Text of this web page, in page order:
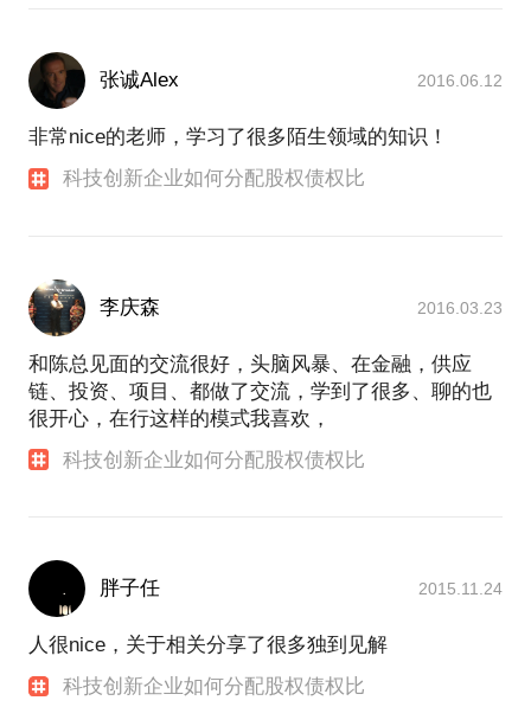
张诚Alex 2016.06.12
非常nice的老师，学习了很多陌生领域的知识！
科技创新企业如何分配股权债权比
李庆森 2016.03.23
和陈总见面的交流很好，头脑风暴、在金融，供应
链、投资、项目、都做了交流，学到了很多、聊的也
很开心，在行这样的模式我喜欢，
科技创新企业如何分配股权债权比
胖子任 2015.11.24
人很nice，关于相关分享了很多独到见解
科技创新企业如何分配股权债权比